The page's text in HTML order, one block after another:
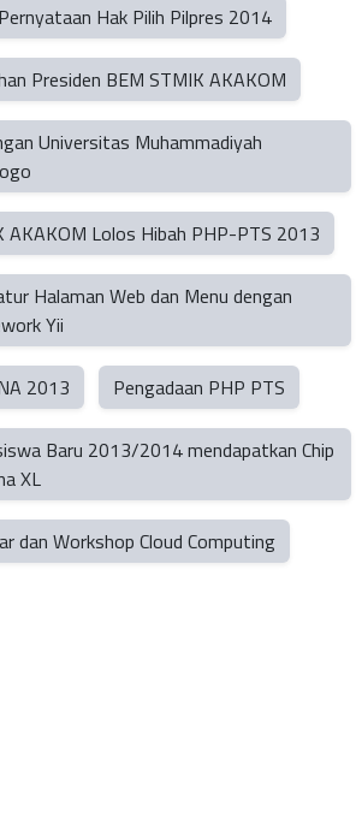
Hak Pilih Pilpres 2014
Presiden BEM STMIK AKAKOM
Universitas Muhammadiyah
AKAKOM Lolos Hibah PHP-PTS 2013
Halaman Web dan Menu dengan
Yii
2013 Pengadaan PHP PTS
Baru 2013/2014 mendapatkan Chip
XL
dan Workshop Cloud Computing